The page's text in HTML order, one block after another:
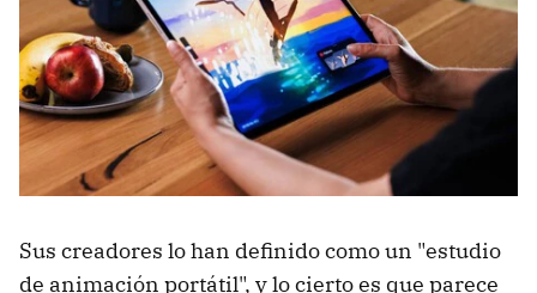
Sus creadores lo han definido como un "estudio
de animación portátil", y lo cierto es que parece